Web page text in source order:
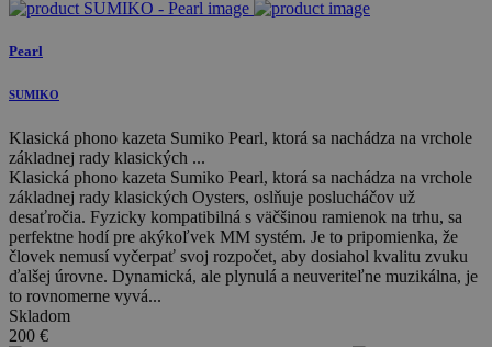
Pearl
SUMIKO
Klasická phono kazeta Sumiko Pearl, ktorá sa nachádza na vrchole
základnej rady klasických ...
Klasická phono kazeta Sumiko Pearl, ktorá sa nachádza na vrchole
základnej rady klasických Oysters, oslňuje poslucháčov už
desaťročia. Fyzicky kompatibilná s väčšinou ramienok na trhu, sa
perfektne hodí pre akýkoľvek MM systém. Je to pripomienka, že
človek nemusí vyčerpať svoj rozpočet, aby dosiahol kvalitu zvuku
ďalšej úrovne. Dynamická, ale plynulá a neuveriteľne muzikálna, je
to rovnomerne vyvá...
Skladom
200 €